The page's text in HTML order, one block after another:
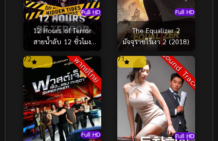
Full HD
12 Hours of Terror
สายน้ำลับ 12 ชั่วโมง
Full HD
The Equalizer 2
มัจจุราชไร้เงา 2 (2018)
พากย์ไทย
Full HD
7.2 Sound Track
Full HD
7.1